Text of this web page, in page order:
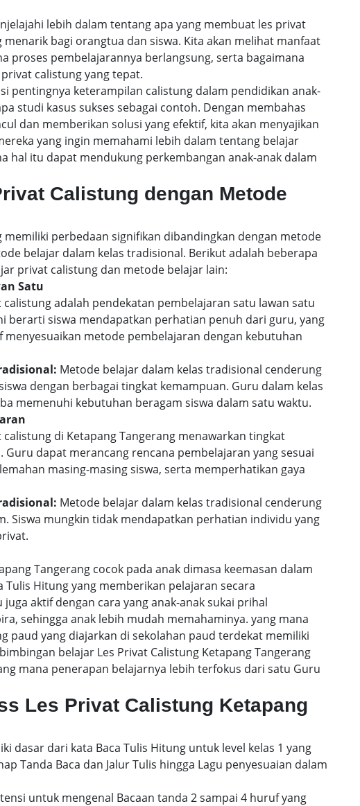
lebih dalam tentang apa yang membuat les privat
bagi orangtua dan siswa. Kita akan melihat manfaat
proses pembelajarannya berlangsung, serta bagaimana
calistung yang tepat.
pentingnya keterampilan calistung dalam pendidikan anak-
studi kasus sukses sebagai contoh. Dengan membahas
dan memberikan solusi yang efektif, kita akan menyajikan
yang ingin memahami lebih dalam tentang belajar
hal itu dapat mendukung perkembangan anak-anak dalam
Calistung dengan Metode
perbedaan signifikan dibandingkan dengan metode
belajar dalam kelas tradisional. Berikut adalah beberapa
privat calistung dan metode belajar lain:
Satu
calistung adalah pendekatan pembelajaran satu lawan satu
berarti siswa mendapatkan perhatian penuh dari guru, yang
menyesuaikan metode pembelajaran dengan kebutuhan
Metode belajar dalam kelas tradisional cenderung
dengan berbagai tingkat kemampuan. Guru dalam kelas
memenuhi kebutuhan beragam siswa dalam satu waktu.
calistung di Ketapang Tangerang menawarkan tingkat
Guru dapat merancang rencana pembelajaran yang sesuai
masing-masing siswa, serta memperhatikan gaya
Metode belajar dalam kelas tradisional cenderung
Siswa mungkin tidak mendapatkan perhatian individu yang
Tangerang cocok pada anak dimasa keemasan dalam
Tulis Hitung yang memberikan pelajaran secara
aktif dengan cara yang anak-anak sukai prihal
sehingga anak lebih mudah memahaminya. yang mana
paud yang diajarkan di sekolahan paud terdekat memiliki
belajar Les Privat Calistung Ketapang Tangerang
mana penerapan belajarnya lebih terfokus dari satu Guru
Les Privat Calistung Ketapang
dasar dari kata Baca Tulis Hitung untuk level kelas 1 yang
Tanda Baca dan Jalur Tulis hingga Lagu penyesuaian dalam
untuk mengenal Bacaan tanda 2 sampai 4 huruf yang